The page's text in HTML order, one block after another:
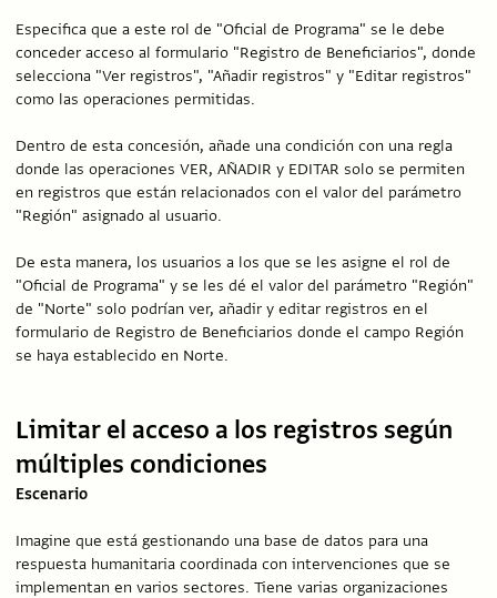
Especifica que a este rol de "Oficial de Programa" se le debe
conceder acceso al formulario "Registro de Beneficiarios", donde
selecciona "Ver registros", "Añadir registros" y "Editar registros"
como las operaciones permitidas.
Dentro de esta concesión, añade una condición con una regla
donde las operaciones VER, AÑADIR y EDITAR solo se permiten
en registros que están relacionados con el valor del parámetro
"Región" asignado al usuario.
De esta manera, los usuarios a los que se les asigne el rol de
"Oficial de Programa" y se les dé el valor del parámetro "Región"
de "Norte" solo podrían ver, añadir y editar registros en el
formulario de Registro de Beneficiarios donde el campo Región
se haya establecido en Norte.
Limitar el acceso a los registros según
múltiples condiciones
Escenario
Imagine que está gestionando una base de datos para una
respuesta humanitaria coordinada con intervenciones que se
implementan en varios sectores. Tiene varias organizaciones